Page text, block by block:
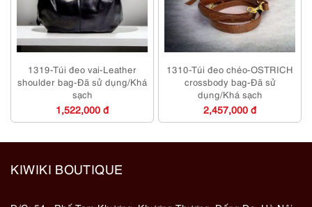
1319-Túi đeo vai-Leather
shoulder bag-Đã sử dụng/Khá
sạch
1,522,000 đ
1310-Túi đeo chéo-OSTRICH
crossbody bag-Đã sử
dụng/Khá sạch
2,457,000 đ
KIWIKI BOUTIQUE